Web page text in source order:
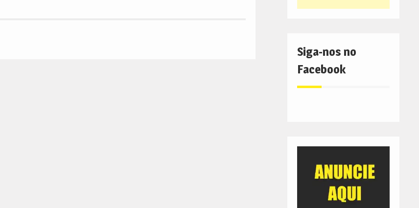
Siga-nos no
Facebook